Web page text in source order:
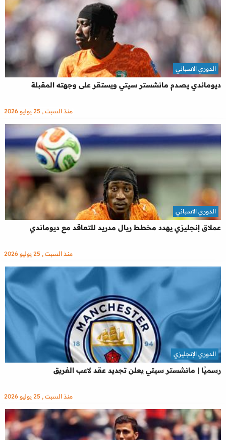
ديوماندي يصدم مانشستر سيتي ويستقر على وجهته المقبلة
الدوري الاسباني
منذ السبت , 25 يوليو 2026
عملاق إنجليزي يهدد مخطط ريال مدريد للتعاقد مع ديوماندي
الدوري الاسباني
منذ السبت , 25 يوليو 2026
رسميًا | مانشستر سيتي يعلن تجديد عقد لاعب الفريق
الدوري الإنجليزي
منذ السبت , 25 يوليو 2026